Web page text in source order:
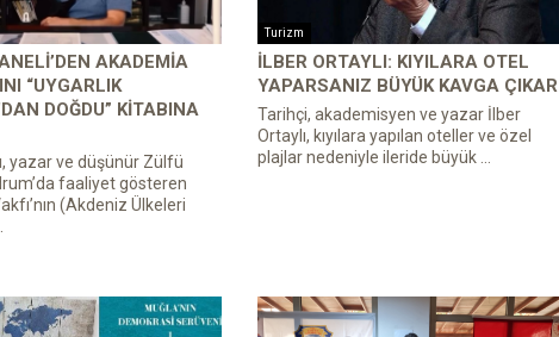
AKADEMIA
“UYGARLIK
DOĞDU” KITABINA
yazar ve düşünür Zülfü
faaliyet gösteren
(Akdeniz Ülkeleri
Turizm
İLBER ORTAYLI: KIYILARA OTEL
YAPARSANIZ BÜYÜK KAVGA ÇIKAR
Tarihçi, akademisyen ve yazar İlber
Ortaylı, kıyılara yapılan oteller ve özel
plajlar nedeniyle ileride büyük ...